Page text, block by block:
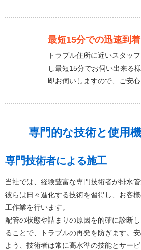
最短15分での迅速到着
トラブル住所に近いスタッ
し最短15分でお伺い出来る
即お伺いしますので、ご安心
専門的な技術と使用
専門技術者による施工
当社では、経験豊富な専門技術者が排水
彼らは日々進化する技術を習得し、お客
工作業を行います。
配管の状態や詰まりの原因を的確に診断
ることで、トラブルの再発を防ぎます。
よう、技術者は常に高水準の技能とサー